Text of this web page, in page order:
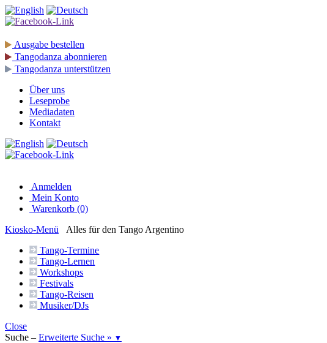
Ausgabe bestellen
Tangodanza abonnieren
Tangodanza unterstützen
Über uns
Leseprobe
Mediadaten
Kontakt
Anmelden
Mein Konto
Warenkorb (0)
Kiosko-Menü
Alles für den Tango Argentino
Tango-Termine
Tango-Lernen
Workshops
Festivals
Tango-Reisen
Musiker/DJs
Close
Suche – Erweiterte Suche » ▼